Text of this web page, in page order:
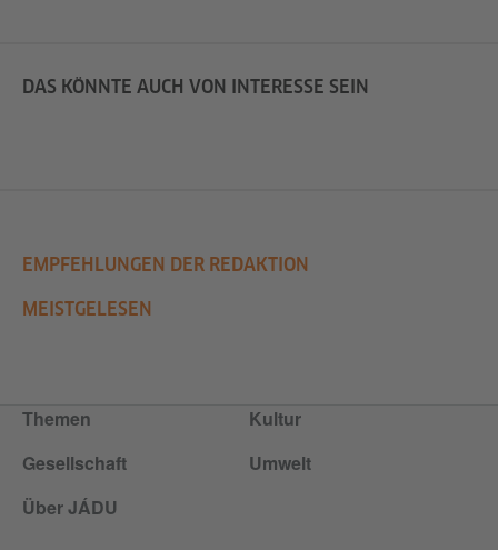
DAS KÖNNTE AUCH VON INTERESSE SEIN
EMPFEHLUNGEN DER REDAKTION
MEISTGELESEN
Themen
Kultur
Gesellschaft
Umwelt
Über JÁDU